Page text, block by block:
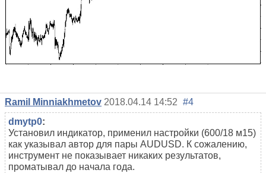
Ramil Minniakhmetov 2018.04.14 14:52 #4
dmytp0:
Установил индикатор, применил настройки (600/18 м15)
как указывал автор для пары AUDUSD. К сожалению,
инструмент не показывает никаких результатов,
проматывал до начала года.